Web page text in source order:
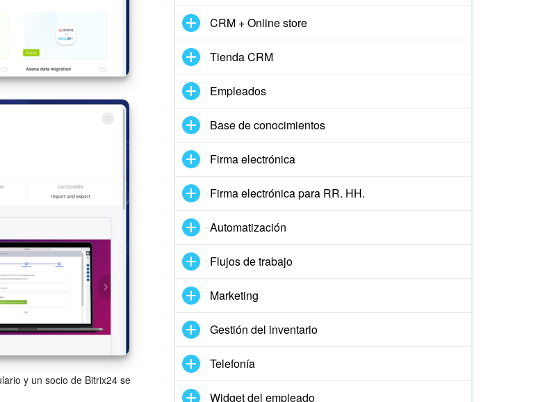
y un socio de Bitrix24 se
CRM + Online store
Tienda CRM
Empleados
Base de conocimientos
Firma electrónica
Firma electrónica para RR. HH.
Automatización
Flujos de trabajo
Marketing
Gestión del inventario
Telefonía
Widget del empleado